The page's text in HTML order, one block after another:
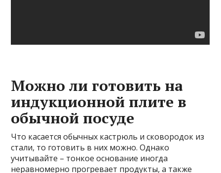
Можно ли готовить на
индукционной плите в
обычной посуде
Что касается обычных кастрюль и сковородок из
стали, то готовить в них можно. Однако
учитывайте – тонкое основание иногда
неравномерно прогревает продукты, а также